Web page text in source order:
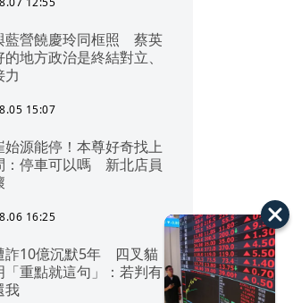
藍營饒慶玲同框照 蔡英
地方政治是終結對立、
力
15:07
始源能停！本尊好奇找上
：停車可以嗎 新北店員
16:25
詐10億沉默5年 四叉貓
「重點就這句」：若判有
我